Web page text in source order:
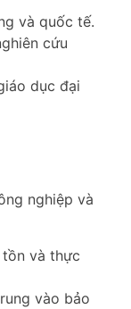
và quốc tế.
cứu
dục đại
nghiệp và
và thực
vào bảo